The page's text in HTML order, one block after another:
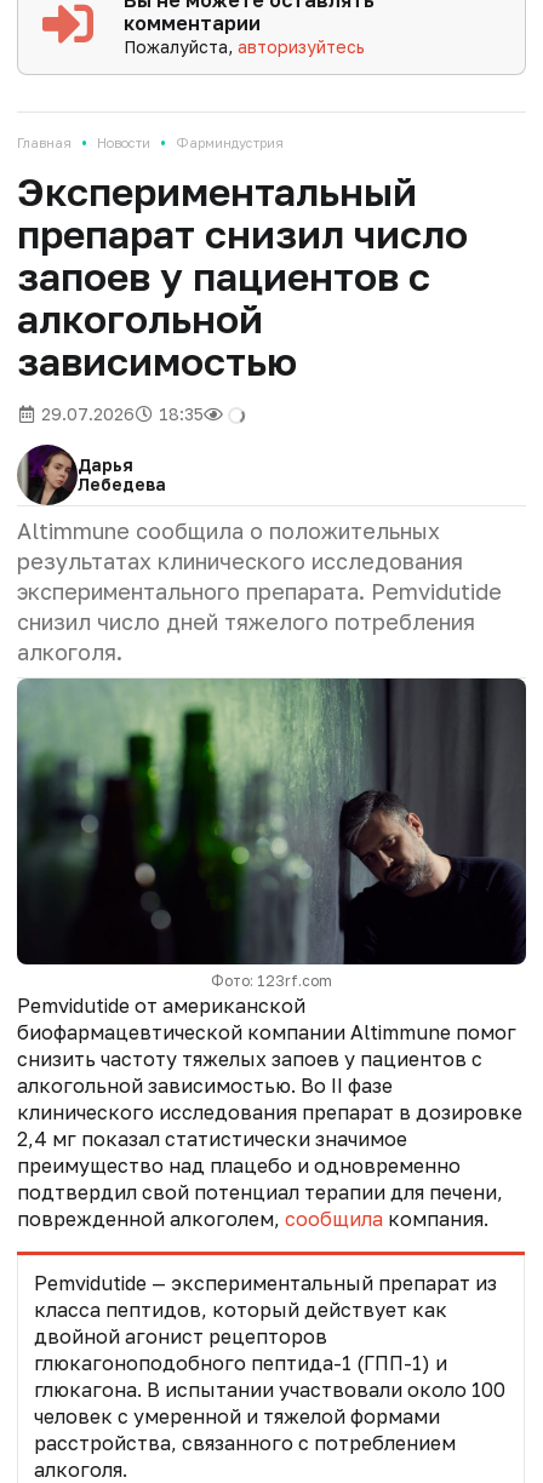
комментарии
Пожалуйста,авторизуйтесь
Главная • Новости • Фарминдустрия
Экспериментальный
препарат снизил число
запоев у пациентов с
алкогольной
зависимостью
29.07.2026 18:35
Дарья
Лебедева
Altimmune сообщила о положительных
результатах клинического исследования
экспериментального препарата. Pemvidutide
снизил число дней тяжелого потребления
алкоголя.
Фото: 123rf.com
Pemvidutide от американской
биофармацевтической компании Altimmune помог
снизить частоту тяжелых запоев у пациентов с
алкогольной зависимостью. Во II фазе
клинического исследования препарат в дозировке
2,4 мг показал статистически значимое
преимущество над плацебо и одновременно
подтвердил свой потенциал терапии для печени,
поврежденной алкоголем, сообщила компания.
Pemvidutide— экспериментальный препарат из
класса пептидов, который действует как
двойной агонист рецепторов
глюкагоноподобного пептида-1 (ГПП-1) и
глюкагона. В испытании участвовали около 100
человек с умеренной и тяжелой формами
расстройства, связанного с потреблением
алкоголя.